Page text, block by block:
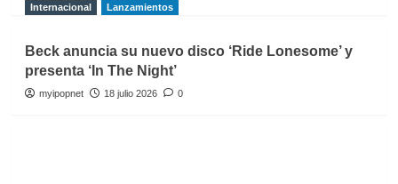
Internacional
Lanzamientos
Beck anuncia su nuevo disco ‘Ride Lonesome’ y
presenta ‘In The Night’
myipopnet 18 julio 2026 0